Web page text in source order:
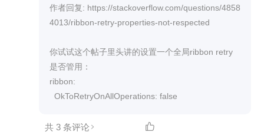
on.MaxAutoRetries=1 xxxxxx.ribbon.MaxAutoRetri
esNextServer=2 xxxxxx.ribbon.OkToRetryOnAllOp
er.enabled=true hystrix.command.xxxxxx.circuitBre
aker.requestVolumeThreshold=30 hystrix.comman
d.xxxxxx.circuitBreaker.sleepWindowInMillisecond
s=5000 hystrix.command.xxxxxx.execution.isolatio
ution.isolation.thread.timeoutInMilliseconds=5000
作者回复: https://stackoverflow.com/questions/4858
4013/ribbon-retry-properties-not-respected
你试试这个帖子里头讲的设置一个全局ribbon retry
是否管用：
ribbon:
  OkToRetryOnAllOperations: false
共 3 条评论 